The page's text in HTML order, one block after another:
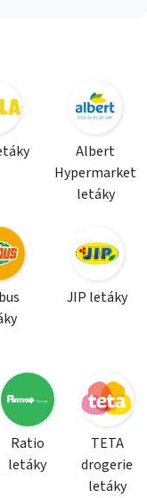
Albert
Hypermarket
letáky
JIP letáky
Ratio
letáky
TETA
drogerie
letáky